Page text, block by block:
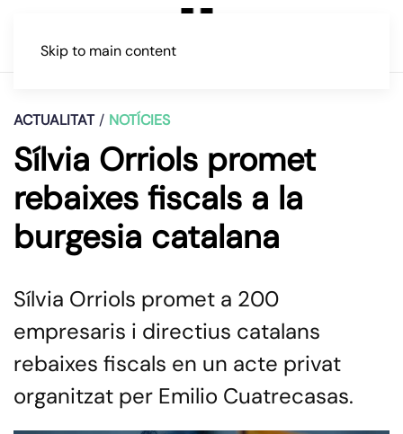
Skip to main content
ACTUALITAT NOTÍCIES
Sílvia Orriols promet
rebaixes fiscals a la
burgesia catalana
Sílvia Orriols promet a 200
empresaris i directius catalans
rebaixes fiscals en un acte privat
organitzat per Emilio Cuatrecasas.